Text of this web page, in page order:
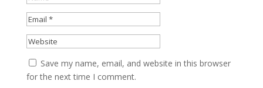
Save my name, email, and website in this browser
for the next time I comment.